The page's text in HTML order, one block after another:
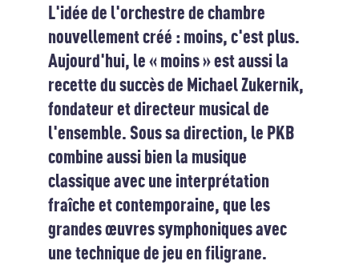
L'idée de l'orchestre de chambre
nouvellement créé : moins, c'est plus.
Aujourd'hui, le « moins » est aussi la
recette du succès de Michael Zukernik,
fondateur et directeur musical de
l'ensemble. Sous sa direction, le PKB
combine aussi bien la musique
classique avec une interprétation
fraîche et contemporaine, que les
grandes œuvres symphoniques avec
une technique de jeu en filigrane.